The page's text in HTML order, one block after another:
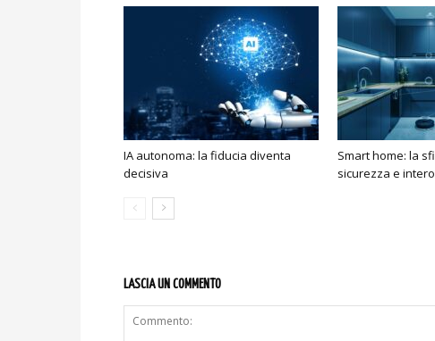
IA autonoma: la fiducia diventa
decisiva
Smart home: la
sicurezza e
LASCIA UN COMMENTO